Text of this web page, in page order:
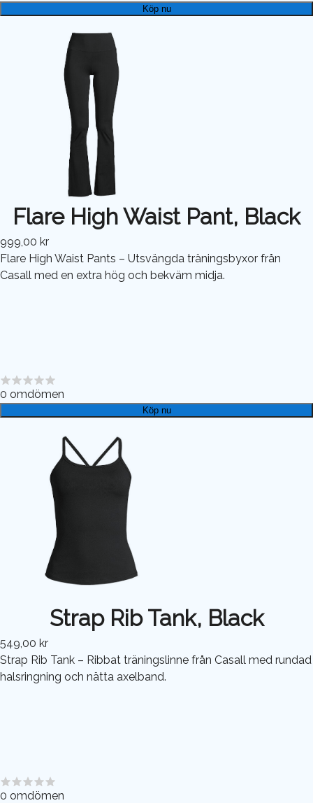
Köp nu
Flare High Waist Pant, Black
999,00 kr
Flare High Waist Pants – Utsvängda träningsbyxor från
Casall med en extra hög och bekväm midja.
0 omdömen
Köp nu
Strap Rib Tank, Black
549,00 kr
Strap Rib Tank – Ribbat träningslinne från Casall med rundad
halsringning och nätta axelband.
0 omdömen